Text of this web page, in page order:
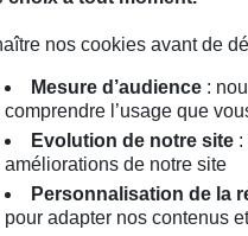
nos cookies avant de
Mesure d’audience :
comprendre l’usage que
Evolution de notre site :
améliorations de notre site
Personnalisation de la
pour adapter nos contenus